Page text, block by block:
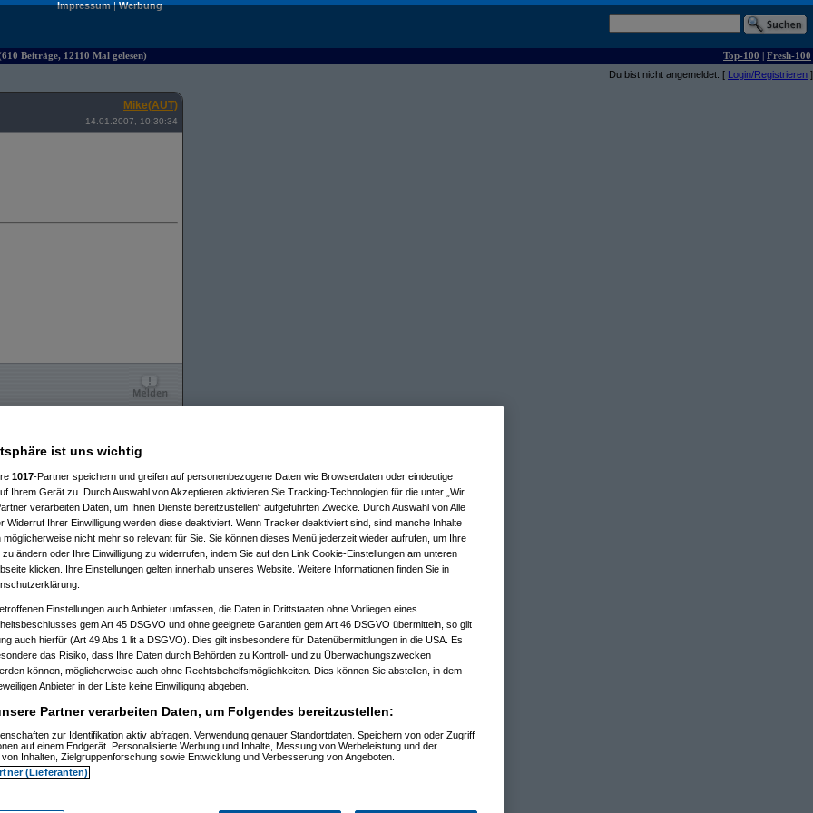
Impressum|Werbung
Beiträge, 12110 Mal gelesen) Top-100 | Fresh-100
Du bist nicht angemeldet. [ Login/Registrieren ]
Mike(AUT)
14.01.2007, 10:30:34
10:52:44)
11:01:21)
11:27:44)
14:15:42)
14:17:28)
am 15.01.2007, 12:42:30)
10:55:38)
11:02:48)
11:17:13)
11:30:04)
11:35:10)
08:06:40)
08:19:08)
resetam 15.01.2007, 13:35:59)
(resetam 16.01.2007, 09:21:51)
(Flipam 16.01.2007, 21:40:15)
15.01.2007, 16:49:41)
am 15.01.2007, 17:34:16)
(Flipam 15.01.2007, 21:31:36)
ist uns wichtig
1017-Partner speichern und greifen auf personenbezogene Daten wie Browserdaten oder eindeutige
Ihrem Gerät zu. Durch Auswahl von Akzeptieren aktivieren Sie Tracking-Technologien für die unter „Wir
verarbeiten Daten, um Ihnen Dienste bereitzustellen“ aufgeführten Zwecke. Durch Auswahl von Alle
Widerruf Ihrer Einwilligung werden diese deaktiviert. Wenn Tracker deaktiviert sind, sind manche Inhalte
möglicherweise nicht mehr so relevant für Sie. Sie können dieses Menü jederzeit wieder aufrufen, um Ihre
zu ändern oder Ihre Einwilligung zu widerrufen, indem Sie auf den Link Cookie-Einstellungen am unteren
klicken. Ihre Einstellungen gelten innerhalb unseres Website. Weitere Informationen finden Sie in
Einstellungen auch Anbieter umfassen, die Daten in Drittstaaten ohne Vorliegen eines
gem Art 45 DSGVO und ohne geeignete Garantien gem Art 46 DSGVO übermitteln, so gilt
auch hierfür (Art 49 Abs 1 lit a DSGVO). Dies gilt insbesondere für Datenübermittlungen in die USA. Es
das Risiko, dass Ihre Daten durch Behörden zu Kontroll- und zu Überwachungszwecken
können, möglicherweise auch ohne Rechtsbehelfsmöglichkeiten. Dies können Sie abstellen, in dem
Anbieter in der Liste keine Einwilligung abgeben.
Partner verarbeiten Daten, um Folgendes bereitzustellen:
zur Identifikation aktiv abfragen. Verwendung genauer Standortdaten. Speichern von oder Zugriff
auf einem Endgerät. Personalisierte Werbung und Inhalte, Messung von Werbeleistung und der
Inhalten, Zielgruppenforschung sowie Entwicklung und Verbesserung von Angeboten.
(Lieferanten)